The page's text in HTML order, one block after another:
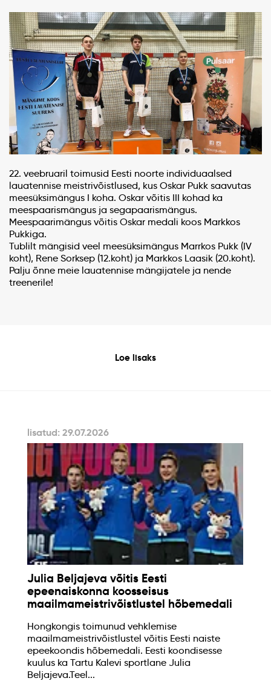
22. veebruaril toimusid Eesti noorte individuaalsed
lauatennise meistrivõistlused, kus Oskar Pukk saavutas
meesüksimängus I koha. Oskar võitis III kohad ka
meespaarismängus ja segapaarismängus.
Meespaarimängus võitis Oskar medali koos Markkos
Pukkiga.
Tublilt mängisid veel meesüksimängus Marrkos Pukk (IV
koht), Rene Sorksep (12.koht) ja Markkos Laasik (20.koht).
Palju õnne meie lauatennise mängijatele ja nende
treenerile!
Loe lisaks
lisatud: 29.07.2026
Julia Beljajeva võitis Eesti
epeenaiskonna koosseisus
maailmameistrivõistlustel hõbemedali
Hongkongis toimunud vehklemise
maailmameistrivõistlustel võitis Eesti naiste
epeekoondis hõbemedali. Eesti koondisesse
kuulus ka Tartu Kalevi sportlane Julia
Beljajeva.Teel...